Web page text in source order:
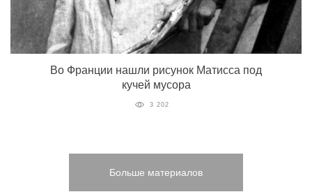
Во Франции нашли рисунок Матисса под
кучей мусора
3 202
Больше материалов